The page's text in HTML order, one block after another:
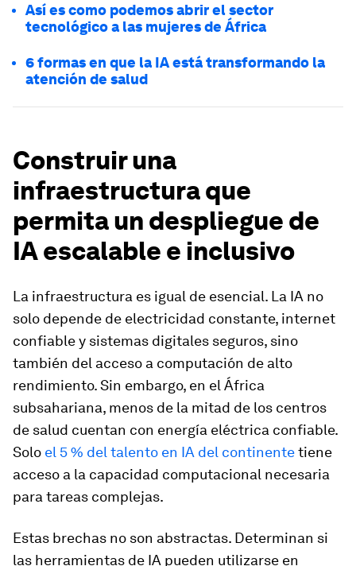
Así es como podemos abrir el sector
tecnológico a las mujeres de África
6 formas en que la IA está transformando la
atención de salud
Construir una
infraestructura que
permita un despliegue de
IA escalable e inclusivo
La infraestructura es igual de esencial. La IA no
solo depende de electricidad constante, internet
confiable y sistemas digitales seguros, sino
también del acceso a computación de alto
rendimiento. Sin embargo, en el África
subsahariana, menos de la mitad de los centros
de salud cuentan con energía eléctrica confiable.
Solo el 5 % del talento en IA del continentetiene
acceso a la capacidad computacional necesaria
para tareas complejas.
Estas brechas no son abstractas. Determinan si
las herramientas de IA pueden utilizarse en